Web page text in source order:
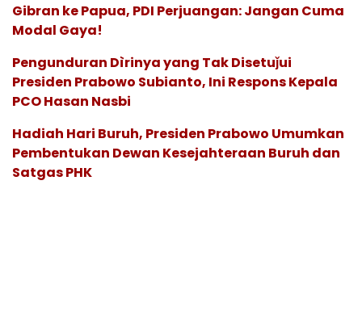
Gibran ke Papua, PDI Perjuangan: Jangan Cuma
Modal Gaya!
Pengunduran Dìrinya yang Tak Disetuǰui
Presiden Prabowo Subianto, Ini Respons Kepala
PCO Hasan Nasbi
Hadiah Hari Buruh, Presiden Prabowo Umumkan
Pembentukan Dewan Kesejahteraan Buruh dan
Satgas PHK